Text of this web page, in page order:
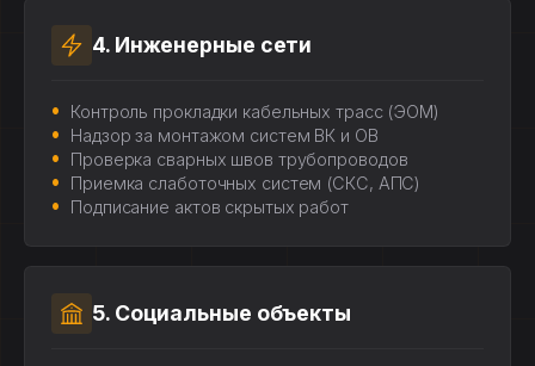
4. Инженерные сети
Контроль прокладки кабельных трасс (ЭОМ)
Надзор за монтажом систем ВК и ОВ
Проверка сварных швов трубопроводов
Приемка слаботочных систем (СКС, АПС)
Подписание актов скрытых работ
5. Социальные объекты